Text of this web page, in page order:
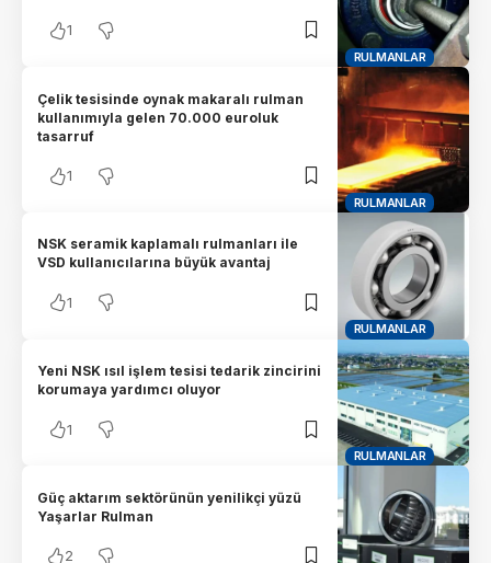
RULMANLAR
1
RULMANLAR
Çelik tesisinde oynak makaralı rulman
kullanımıyla gelen 70.000 euroluk
tasarruf
1
RULMANLAR
NSK seramik kaplamalı rulmanları ile
VSD kullanıcılarına büyük avantaj
1
RULMANLAR
Yeni NSK ısıl işlem tesisi tedarik zincirini
korumaya yardımcı oluyor
1
Güç aktarım sektörünün yenilikçi yüzü
Yaşarlar Rulman
2